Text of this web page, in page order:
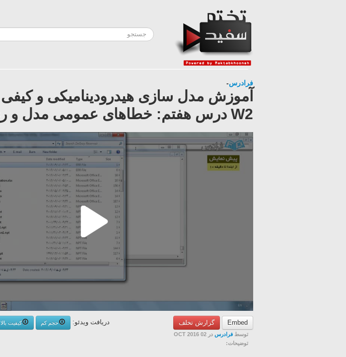
فرادرس-
W2 درس هفتم: خطاهای عمومی مدل و رفع آنها
Embed گزارش تخلف دریافت ویدئو: حجم کم
کیفیت بالا
توسط فرادرس در 02 OCT 2016
توضیحات: